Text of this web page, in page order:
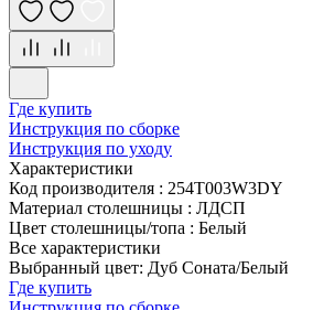
Где купить
Инструкция по сборке
Инструкция по уходу
Характеристики
Код производителя : 254T003W3DY
Материал столешницы : ЛДСП
Цвет столешницы/топа : Белый
Все характеристики
Выбранный цвет: Дуб Соната/Белый
Где купить